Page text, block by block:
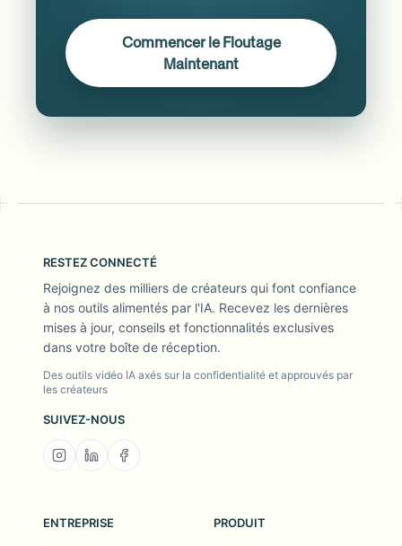
Commencer le Floutage
Maintenant
RESTEZ CONNECTÉ
Rejoignez des milliers de créateurs qui font confiance
à nos outils alimentés par l'IA. Recevez les dernières
mises à jour, conseils et fonctionnalités exclusives
dans votre boîte de réception.
Des outils vidéo IA axés sur la confidentialité et approuvés par
les créateurs
SUIVEZ-NOUS
ENTREPRISE PRODUIT